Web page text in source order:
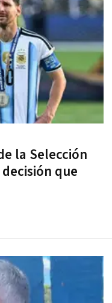
la Selección
que